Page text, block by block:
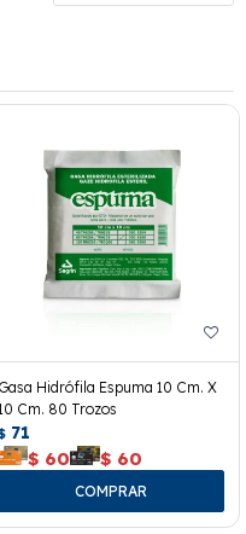
Gasa Hidrófila Espuma 10 Cm. X
Cm. 80 Trozos
71
$ 60 $ 60